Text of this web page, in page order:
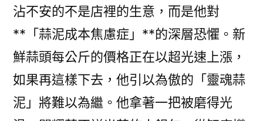
沾不安的不是店裡的生意，而是他對
**「蒜泥成本焦慮症」**的深層恐懼。新
鮮蒜頭每公斤的價格正在以超光速上漲，
如果再這樣下去，他引以為傲的「靈魂蒜
泥」將難以為繼。他拿著一把被磨得光